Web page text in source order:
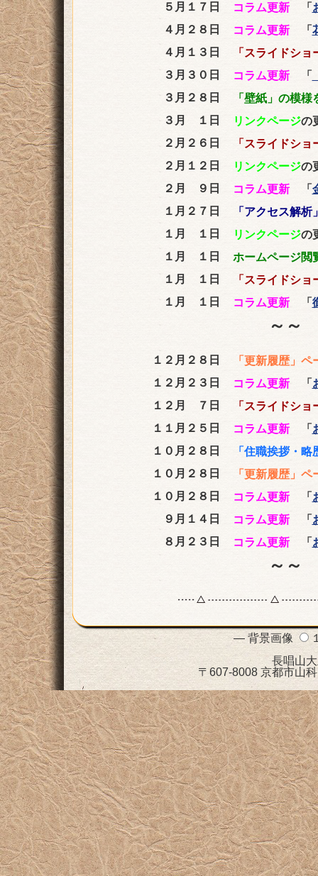
５月１７日
コラム更新「
４月２８日
コラム更新「
４月１３日
「スライドシ
３月３０日
コラム更新「
３月２８日
「壁紙」の模様
３月 １日
リンクページの
２月２６日
「スライドシ
２月１２日
リンクページの
２月 ９日
コラム更新「
１月２７日
「アクセス解析
１月 １日
リンクページの
１月 １日
ホームページ閲
１月 １日
「スライドシ
１月 １日
コラム更新「
～～
１２月２８日
「更新履歴」ペ
１２月２３日
コラム更新「
１２月 ７日
「スライドシ
１１月２５日
コラム更新「
１０月２８日
「住職挨拶・略
１０月２８日
「更新履歴」ペ
１０月２８日
コラム更新「
９月１４日
コラム更新「
８月２３日
コラム更新「
～～
— 背景画像
長唱山
〒607-8008 京都市山